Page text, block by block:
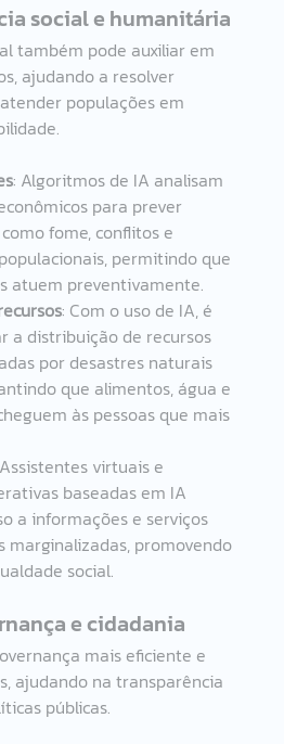
social e humanitária
também pode auxiliar em
ajudando a resolver
populações em
: Algoritmos de IA analisam
para prever
fome, conflitos e
permitindo que
atuem preventivamente.
: Com o uso de IA, é
a distribuição de recursos
por desastres naturais
que alimentos, água e
às pessoas que mais
virtuais e
baseadas em IA
a informações e serviços
marginalizadas, promovendo
social.
e cidadania
mais eficiente e
ajudando na transparência
públicas.